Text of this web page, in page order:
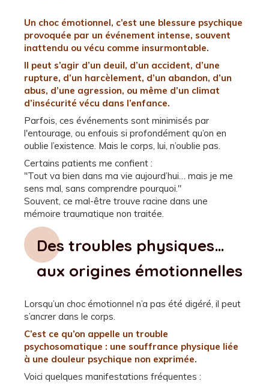
Un choc émotionnel, c’est une blessure psychique
provoquée par un événement intense, souvent
inattendu ou vécu comme insurmontable.
Il peut s’agir d’un deuil, d’un accident, d’une
rupture, d’un harcèlement, d’un abandon, d’un
abus, d’une agression, ou même d’un climat
d’insécurité vécu dans l’enfance.
Parfois, ces événements sont minimisés par
l'entourage, ou enfouis si profondément qu’on en
oublie l’existence. Mais le corps, lui, n’oublie pas.
Certains patients me confient :
"Tout va bien dans ma vie aujourd’hui… mais je me
sens mal, sans comprendre pourquoi."
Souvent, ce mal-être trouve racine dans une
mémoire traumatique non traitée.
Des troubles physiques…
aux origines émotionnelles
Lorsqu’un choc émotionnel n’a pas été digéré, il peut
s’ancrer dans le corps.
C’est ce qu’on appelle un trouble
psychosomatique : une souffrance physique liée
à une douleur psychique non exprimée.
Voici quelques manifestations fréquentes :